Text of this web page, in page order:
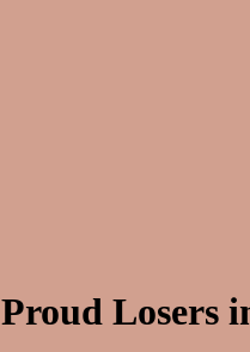
Proud Losers